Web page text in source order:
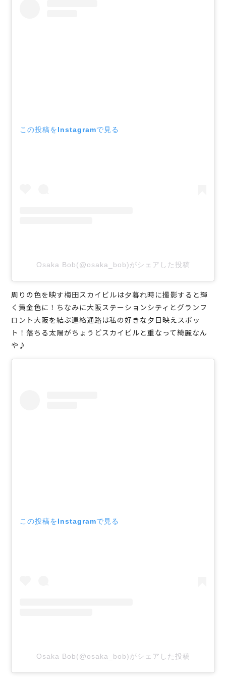
この投稿をInstagramで見る
Osaka Bob(@osaka_bob)がシェアした投稿
周りの色を映す梅田スカイビルは夕暮れ時に撮影すると輝
く黄金色に！ちなみに大阪ステーションシティとグランフ
ロント大阪を結ぶ連絡通路は私の好きな夕日映えスポッ
ト！落ちる太陽がちょうどスカイビルと重なって綺麗なん
や♪
この投稿をInstagramで見る
Osaka Bob(@osaka_bob)がシェアした投稿